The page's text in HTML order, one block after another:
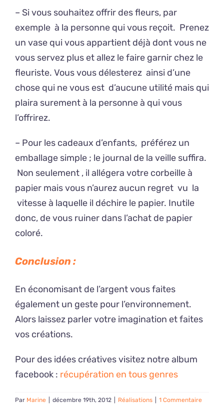
– Si vous souhaitez offrir des fleurs, par
exemple à la personne qui vous reçoit. Prenez
un vase qui vous appartient déjà dont vous ne
vous servez plus et allez le faire garnir chez le
fleuriste. Vous vous délesterez ainsi d’une
chose qui ne vous est d’aucune utilité mais qui
plaira surement à la personne à qui vous
l’offrirez.
– Pour les cadeaux d’enfants, préférez un
emballage simple ; le journal de la veille suffira.
Non seulement , il allégera votre corbeille à
papier mais vous n’aurez aucun regret vu la
vitesse à laquelle il déchire le papier. Inutile
donc, de vous ruiner dans l’achat de papier
coloré.
Conclusion :
En économisant de l’argent vous faites
également un geste pour l’environnement.
Alors laissez parler votre imagination et faites
vos créations.
Pour des idées créatives visitez notre album
facebook : récupération en tous genres
Par Marine décembre 19th, 2012 Réalisations 1 Commentaire